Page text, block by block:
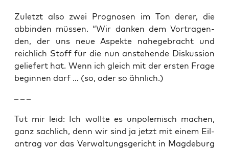
Zuletzt also zwei Pro­gno­sen im Ton derer, die
abbin­den müs­sen. “Wir dan­ken dem Vor­tra­gen­
den, der uns neue Aspek­te nahe­ge­bracht und
reich­lich Stoff für die nun anste­hen­de Dis­kus­si­on
gelie­fert hat. Wenn ich gleich mit der ers­ten Fra­ge
begin­nen darf … (so, oder so ähnlich.)
– – –
Tut mir leid: Ich woll­te es unpo­le­misch machen,
ganz sach­lich, denn wir sind ja jetzt mit einem Eil­
an­trag vor das Ver­wal­tungs­ge­richt in Mag­de­burg